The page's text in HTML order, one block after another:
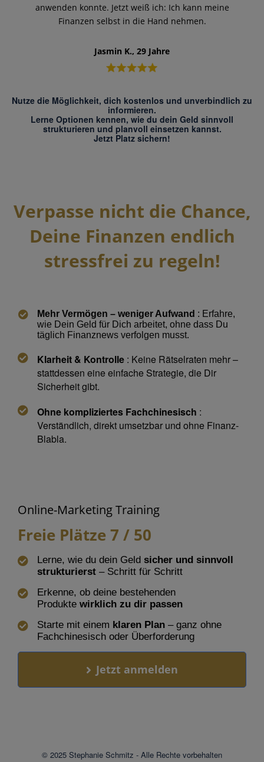
anwenden konnte. Jetzt weiß ich: Ich kann meine
Finanzen selbst in die Hand nehmen.
Jasmin K., 29 Jahre
Nutze die Möglichkeit, dich kostenlos und unverbindlich zu
informieren.
Lerne Optionen kennen, wie du dein Geld sinnvoll
strukturieren und planvoll einsetzen kannst.
Jetzt Platz sichern!
Verpasse nicht die Chance,
Deine Finanzen endlich
stressfrei zu regeln!
Mehr Vermögen – weniger Aufwand : Erfahre,
wie Dein Geld für Dich arbeitet, ohne dass Du
täglich Finanznews verfolgen musst.
Klarheit & Kontrolle : Keine Rätselraten mehr –
stattdessen eine einfache Strategie, die Dir
Sicherheit gibt.
Ohne kompliziertes Fachchinesisch :
Verständlich, direkt umsetzbar und ohne Finanz-
Blabla.
Online-Marketing Training
Freie Plätze7 / 50
Lerne, wie du dein Geld sicher und sinnvoll
strukturierst – Schritt für Schritt
Erkenne, ob deine bestehenden
Produkte wirklich zu dir passen
Starte mit einem klaren Plan – ganz ohne
Fachchinesisch oder Überforderung
Jetzt anmelden
© 2025 Stephanie Schmitz - Alle Rechte vorbehalten